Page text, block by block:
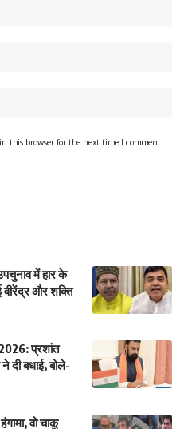
this browser for the next time I comment.
में हार के
वीरेंद्र और शक्ति
प्रशांत
दी बधाई, बोले-
वो चाकू